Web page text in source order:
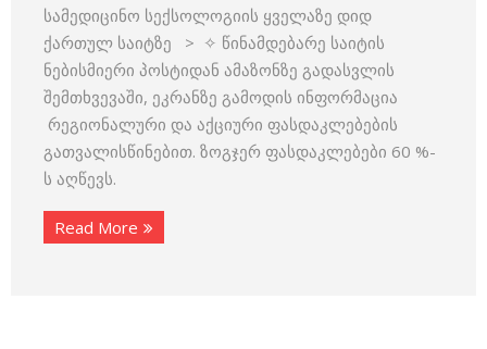
სამედიცინო სექსოლოგიის ყველაზე დიდ
ქართულ საიტზე > ✧ წინამდებარე საიტის
ნებისმიერი პოსტიდან ამაზონზე გადასვლის
შემთხვევაში, ეკრანზე გამოდის ინფორმაცია
რეგიონალური და აქციური ფასდაკლებების
გათვალისწინებით. ზოგჯერ ფასდაკლებები 60 %-
ს აღწევს.
Read More